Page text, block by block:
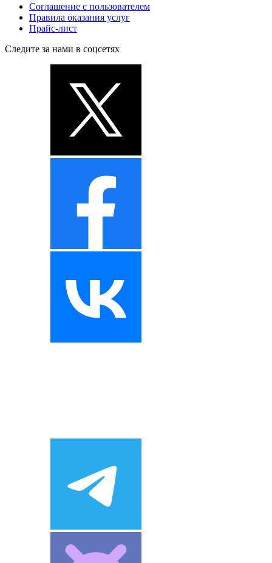
Соглашение с пользователем
Правила оказания услуг
Прайс-лист
Следите за нами в соцсетях